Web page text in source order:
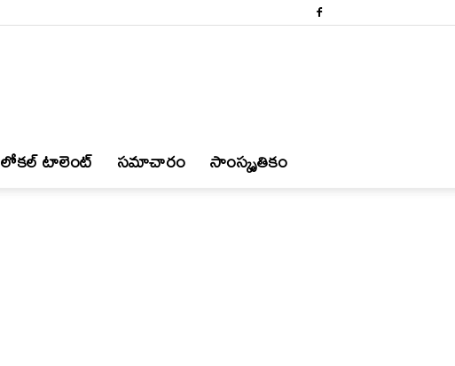
లోకల్ టాలెంట్ స‌మాచారం సాంస్కృతికం